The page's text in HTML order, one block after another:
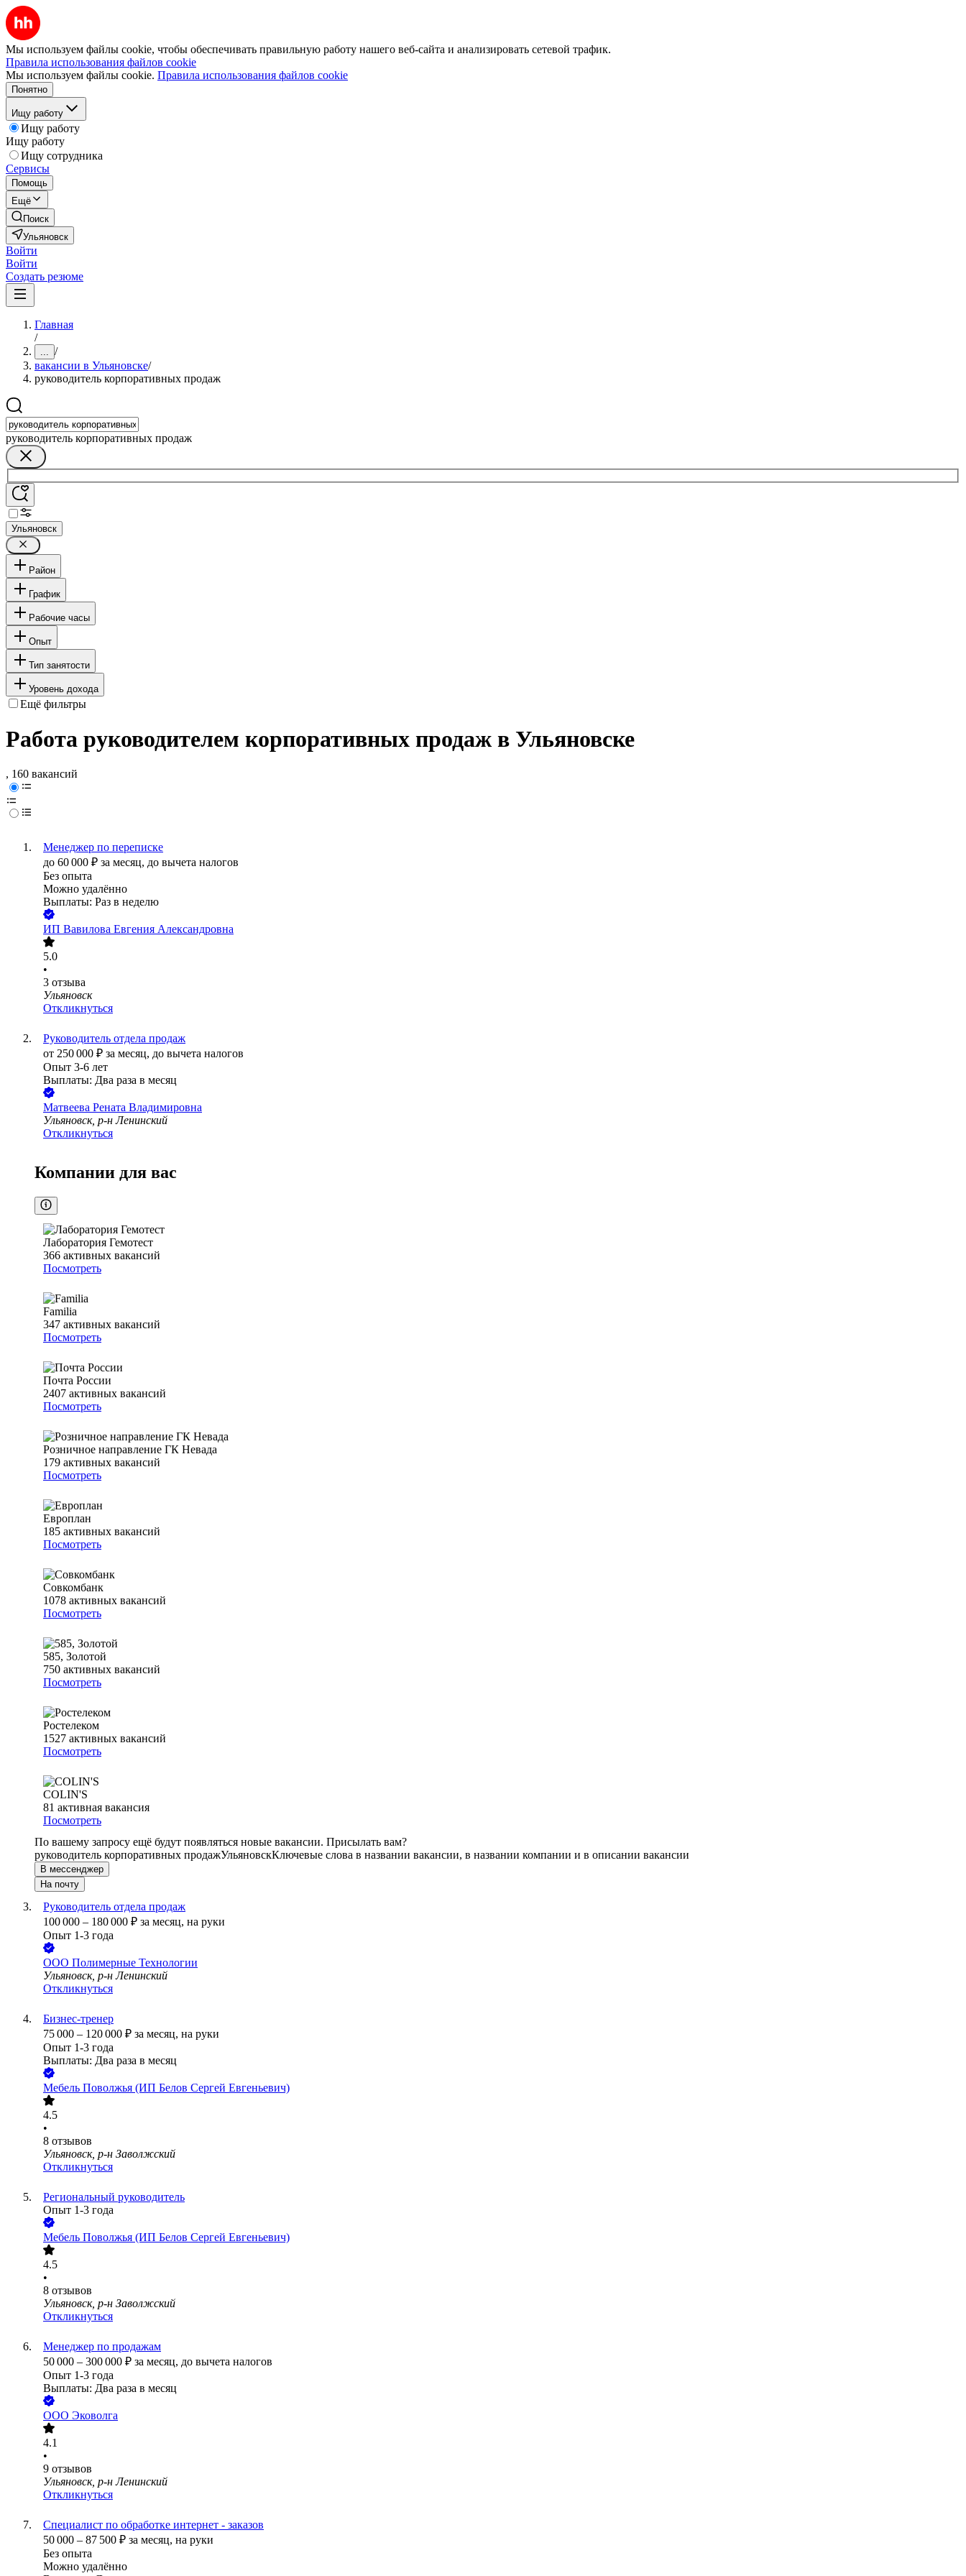
Мы используем файлы cookie, чтобы обеспечивать правильную работу нашего веб-сайта и анализировать сетевой трафик.
Правила использования файлов cookie
Мы используем файлы cookie. Правила использования файлов cookie
Понятно
Ищу работу
Ищу работу
Ищу работу
Ищу сотрудника
Сервисы
Помощь
Ещё
Поиск
Ульяновск
Войти
Войти
Создать резюме
Главная
/
... /
вакансии в Ульяновске/
руководитель корпоративных продаж
руководитель корпоративных продаж
Ульяновск
Район
График
Рабочие часы
Опыт
Тип занятости
Уровень дохода
Ещё фильтры
Работа руководителем корпоративных продаж в Ульяновске
, 160 вакансий
Менеджер по переписке
до 60 000 ₽ за месяц, до вычета налогов
Без опыта
Можно удалённо
Выплаты: Раз в неделю
ИП Вавилова Евгения Александровна
5.0
•
3 отзыва
Ульяновск
Откликнуться
Руководитель отдела продаж
от 250 000 ₽ за месяц, до вычета налогов
Опыт 3-6 лет
Выплаты: Два раза в месяц
Матвеева Рената Владимировна
Ульяновск, р-н Ленинский
Откликнуться
Компании для вас
Лаборатория Гемотест
366 активных вакансий
Посмотреть
Familia
347 активных вакансий
Посмотреть
Почта России
2407 активных вакансий
Посмотреть
Розничное направление ГК Невада
179 активных вакансий
Посмотреть
Европлан
185 активных вакансий
Посмотреть
Совкомбанк
1078 активных вакансий
Посмотреть
585, Золотой
750 активных вакансий
Посмотреть
Ростелеком
1527 активных вакансий
Посмотреть
COLIN'S
81 активная вакансия
Посмотреть
По вашему запросу ещё будут появляться новые вакансии. Присылать вам?
руководитель корпоративных продажУльяновскКлючевые слова в названии вакансии, в названии компании и в описании вакансии
В мессенджер
На почту
Руководитель отдела продаж
100 000 – 180 000 ₽ за месяц, на руки
Опыт 1-3 года
ООО Полимерные Технологии
Ульяновск, р-н Ленинский
Откликнуться
Бизнес-тренер
75 000 – 120 000 ₽ за месяц, на руки
Опыт 1-3 года
Выплаты: Два раза в месяц
Мебель Поволжья (ИП Белов Сергей Евгеньевич)
4.5
•
8 отзывов
Ульяновск, р-н Заволжский
Откликнуться
Региональный руководитель
Опыт 1-3 года
Мебель Поволжья (ИП Белов Сергей Евгеньевич)
4.5
•
8 отзывов
Ульяновск, р-н Заволжский
Откликнуться
Менеджер по продажам
50 000 – 300 000 ₽ за месяц, до вычета налогов
Опыт 1-3 года
Выплаты: Два раза в месяц
ООО Эковолга
4.1
•
9 отзывов
Ульяновск, р-н Ленинский
Откликнуться
Специалист по обработке интернет - заказов
50 000 – 87 500 ₽ за месяц, на руки
Без опыта
Можно удалённо